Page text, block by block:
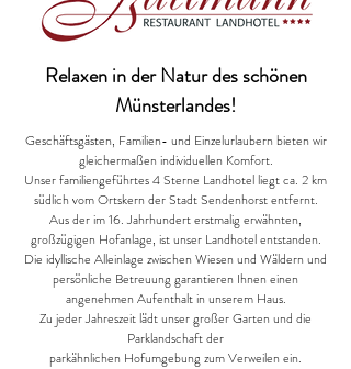
Relaxen in der Natur des schönen
Münsterlandes!
Geschäftsgästen, Familien- und Einzelurlaubern bieten wir
gleichermaßen individuellen Komfort.
Unser familiengeführtes 4 Sterne Landhotel liegt ca. 2 km
südlich vom Ortskern der Stadt Sendenhorst entfernt.
Aus der im 16. Jahrhundert erstmalig erwähnten,
großzügigen Hofanlage, ist unser Landhotel entstanden.
Die idyllische Alleinlage zwischen Wiesen und Wäldern und
persönliche Betreuung garantieren Ihnen einen
angenehmen Aufenthalt in unserem Haus.
Zu jeder Jahreszeit lädt unser großer Garten und die
Parklandschaft der
parkähnlichen Hofumgebung zum Verweilen ein.